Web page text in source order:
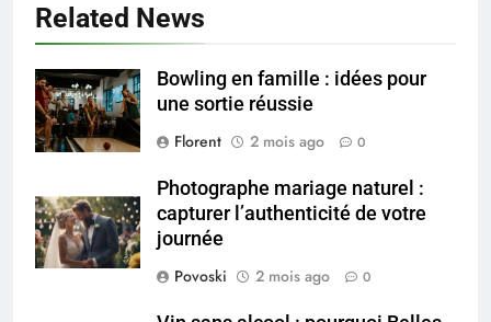
Related News
Bowling en famille : idées pour
une sortie réussie
Florent
2 mois ago 0
Photographe mariage naturel :
capturer l’authenticité de votre
journée
Povoski
2 mois ago 0
5
Infection chronique de l’oreille :
tout ce qu’il faut savoir sur les
6
peau éclatante grâce à The
Ordinary
SANTÉ